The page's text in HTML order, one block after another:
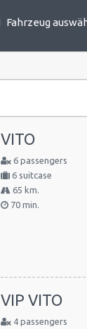
Fahrzeug
VITO
6 passengers
6 suitcase
65 km.
70 min.
VIP VITO
4 passengers